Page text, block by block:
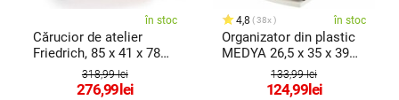
în stoc
Cărucior de atelier
Friedrich, 85 x 41 x 78
318,99 lei
276,99 lei
4,8 38x în stoc
Organizator din plastic
MEDYA 26,5 x 35 x 39
cm, maro133,99 lei
124,99 lei